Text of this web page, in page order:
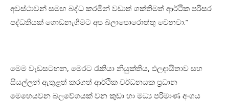
අවස්ථාවන් සමඟ බද්ධ කරමින් වඩාත් ශක්තිමත් ආර්ථික පරිසර
පද්ධතියක් ගොඩනැගීමට අප බලාපොරොත්තු වෙනවා.”
මෙම වැඩසටහන, මෙරට රැකියා නියුක්තිය, ඵලදායිතාව සහ
සියල්ලන් ඇතුළත් කරගත් ආර්ථික වර්ධනයක ප්‍රධාන
මෙහෙයවන බලවේගයක් වන කුඩා හා මධ්‍ය පරිමාණ අංශය